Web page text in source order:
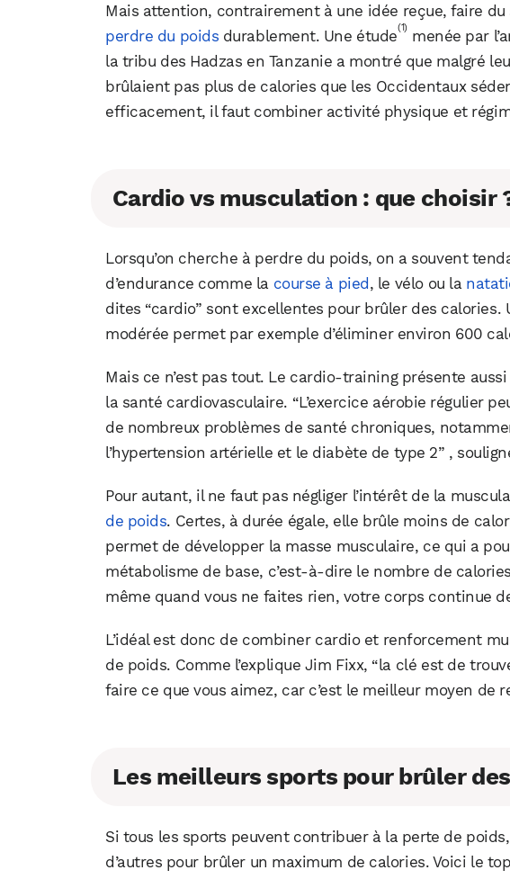
Mais attention, contrairement à une idée reçue, faire
perdre du poids durablement. Une étude(1) menée par
la tribu des Hadzas en Tanzanie a montré que malgré
brûlaient pas plus de calories que les Occidentaux
efficacement, il faut combiner activité physique et
Cardio vs musculation : que choisir
Lorsqu’on cherche à perdre du poids, on a souvent
d’endurance comme la course à pied, le vélo ou la
dites “cardio” sont excellentes pour brûler des calories.
modérée permet par exemple d’éliminer environ 600
Mais ce n’est pas tout. Le cardio-training présente aussi
la santé cardiovasculaire. “L’exercice aérobie régulier
de nombreux problèmes de santé chroniques,
l’hypertension artérielle et le diabète de type 2” ,
Pour autant, il ne faut pas négliger l’intérêt de la
de poids. Certes, à durée égale, elle brûle moins de
permet de développer la masse musculaire, ce qui a
métabolisme de base, c’est-à-dire le nombre de
même quand vous ne faites rien, votre corps continue
L’idéal est donc de combiner cardio et renforcement
de poids. Comme l’explique Jim Fixx, “la clé est de
faire ce que vous aimez, car c’est le meilleur moyen de
Les meilleurs sports pour brûler
Si tous les sports peuvent contribuer à la perte de
d’autres pour brûler un maximum de calories. Voici le